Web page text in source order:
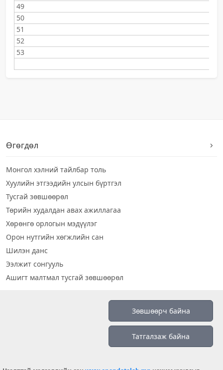
49
50
51
52
53
Өгөгдөл
Монгол хэлний тайлбар толь
Хуулийн этгээдийн улсын бүртгэл
Тусгай зөвшөөрөл
Төрийн худалдан авах ажиллагаа
Хөрөнгө орлогын мэдүүлэг
Орон нутгийн хөгжлийн сан
Шилэн данс
Ээлжит сонгууль
Ашигт малтмал тусгай зөвшөөрөл
Зөвшөөрч байна
Татгалзаж байна